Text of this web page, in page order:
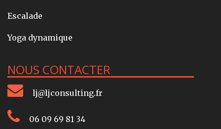
Escalade
Yoga dynamique
NOUS CONTACTER
lj@ljconsulting.fr
06 09 69 81 34